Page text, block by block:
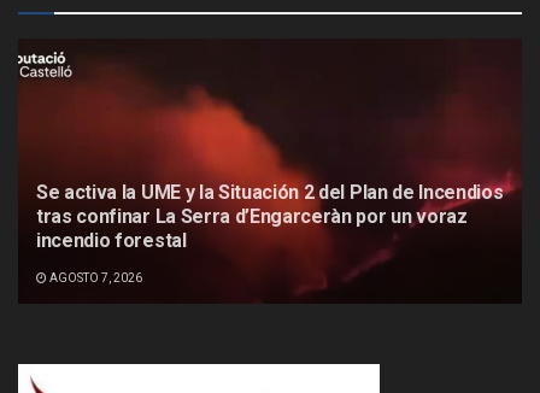
Se activa la UME y la Situación 2 del Plan de Incendios
tras confinar La Serra d’Engarceràn por un voraz
incendio forestal
AGOSTO 7, 2026